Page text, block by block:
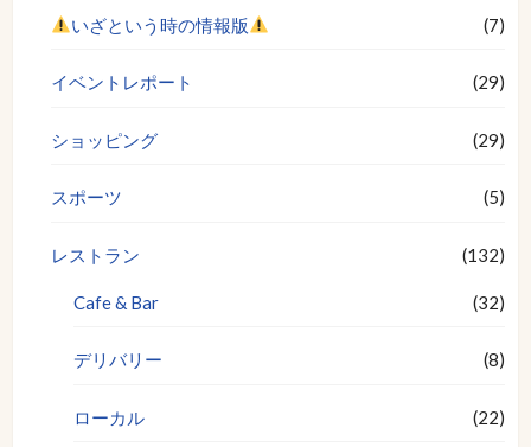
いざという時の情報版 (7)
イベントレポート (29)
ショッピング (29)
スポーツ (5)
レストラン (132)
Cafe & Bar (32)
デリバリー (8)
ローカル (22)